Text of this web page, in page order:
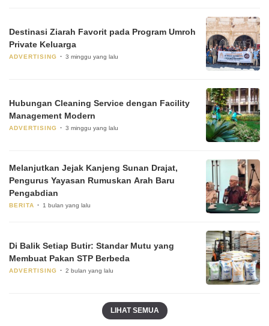
Destinasi Ziarah Favorit pada Program Umroh
Private Keluarga
ADVERTISING 3 minggu yang lalu
Hubungan Cleaning Service dengan Facility
Management Modern
ADVERTISING 3 minggu yang lalu
Melanjutkan Jejak Kanjeng Sunan Drajat,
Pengurus Yayasan Rumuskan Arah Baru
Pengabdian
BERITA 1 bulan yang lalu
Di Balik Setiap Butir: Standar Mutu yang
Membuat Pakan STP Berbeda
ADVERTISING 2 bulan yang lalu
LIHAT SEMUA